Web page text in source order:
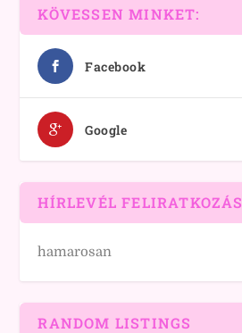
KÖVESSEN MINKET:
Facebook
Google
HÍRLEVÉL FELIRATKOZÁS
hamarosan
RANDOM LISTINGS